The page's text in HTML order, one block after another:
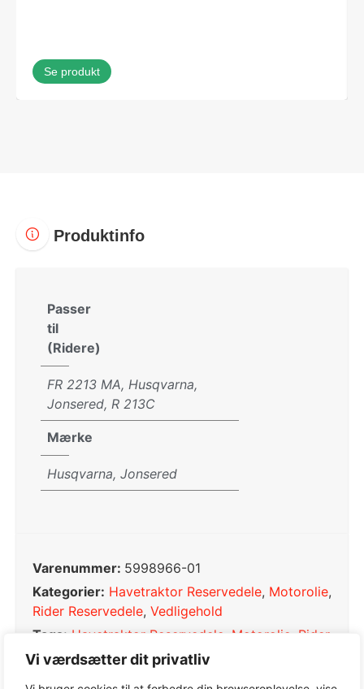
Vi værdsætter dit privatliv
Se produkt
Produktinfo
Passer
til
(Ridere)
FR 2213 MA, Husqvarna,
Jonsered, R 213C
Mærke
Husqvarna, Jonsered
Varenummer: 5998966-01
Kategorier: Havetraktor Reservedele, Motorolie,
Rider Reservedele, Vedligehold
Tags: Havetraktor Reservedele Motorolie Rider
Reservedele,Vedligehold